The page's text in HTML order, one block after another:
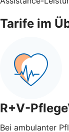
Tarife im
R+V-
Bei ambulanter